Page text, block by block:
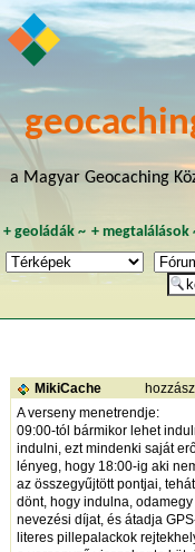
a Magyar Geocaching
+ geoládák~ +megtalálások
MikiCache
A verseny menetrendje:
09:00-tól bármikor lehet
indulni, ezt mindenki saját
lényeg, hogy 18:00-ig aki
az összegyűjtött pontjai,
dönt, hogy indulna,
nevezési díjat, és átadja
literes pillepalackok